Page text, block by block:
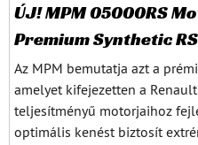
ÚJ! MPM 05000RS
Premium Synthetic RS
Az MPM bemutatja azt a
amelyet kifejezetten a
teljesítményű motorjaihoz
optimális kenést biztosít